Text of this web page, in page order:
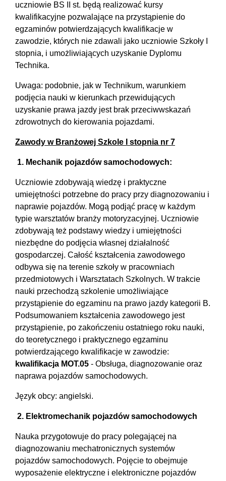
uczniowie BS II st. będą realizować kursy
kwalifikacyjne pozwalające na przystąpienie do
egzaminów potwierdzających kwalifikacje w
zawodzie, których nie zdawali jako uczniowie Szkoły I
stopnia, i umożliwiających uzyskanie Dyplomu
Technika.
Uwaga: podobnie, jak w Technikum, warunkiem
podjęcia nauki w kierunkach przewidujących
uzyskanie prawa jazdy jest brak przeciwwskazań
zdrowotnych do kierowania pojazdami.
Zawody w Branżowej Szkole I stopnia nr 7
1. Mechanik pojazdów samochodowych:
Uczniowie zdobywają wiedzę i praktyczne
umiejętności potrzebne do pracy przy diagnozowaniu i
naprawie pojazdów. Mogą podjąć pracę w każdym
typie warsztatów branży motoryzacyjnej. Uczniowie
zdobywają też podstawy wiedzy i umiejętności
niezbędne do podjęcia własnej działalność
gospodarczej. Całość kształcenia zawodowego
odbywa się na terenie szkoły w pracowniach
przedmiotowych i Warsztatach Szkolnych. W trakcie
nauki przechodzą szkolenie umożliwiające
przystąpienie do egzaminu na prawo jazdy kategorii B.
Podsumowaniem kształcenia zawodowego jest
przystąpienie, po zakończeniu ostatniego roku nauki,
do teoretycznego i praktycznego egzaminu
potwierdzającego kwalifikacje w zawodzie:
kwalifikacja MOT.05 - Obsługa, diagnozowanie oraz
naprawa pojazdów samochodowych.
Język obcy: angielski.
2. Elektromechanik pojazdów samochodowych
Nauka przygotowuje do pracy polegającej na
diagnozowaniu mechatronicznych systemów
pojazdów samochodowych. Pojęcie to obejmuje
wyposażenie elektryczne i elektroniczne pojazdów